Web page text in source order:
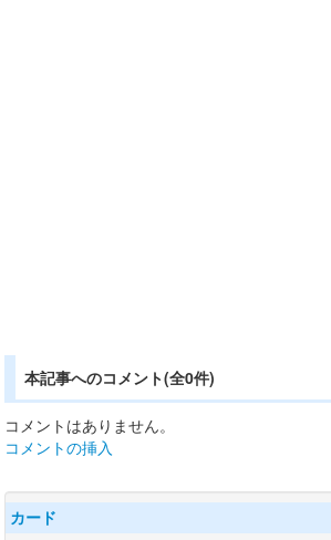
本記事へのコメント(全0件)
コメントはありません。
コメントの挿入
カード